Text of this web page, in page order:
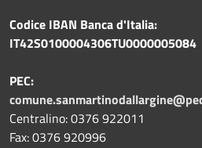
Codice IBAN Banca d'Italia:
IT42S0100004306TU0000005084
PEC:
Centralino: 0376 922011
Fax: 0376 920996